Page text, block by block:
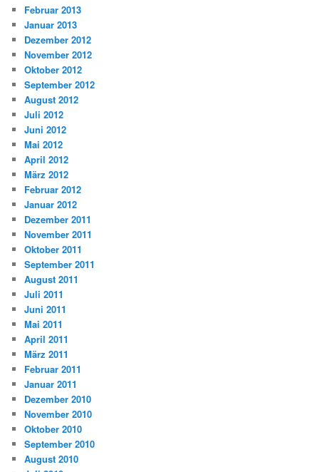
Februar 2013
Januar 2013
Dezember 2012
November 2012
Oktober 2012
September 2012
August 2012
Juli 2012
Juni 2012
Mai 2012
April 2012
März 2012
Februar 2012
Januar 2012
Dezember 2011
November 2011
Oktober 2011
September 2011
August 2011
Juli 2011
Juni 2011
Mai 2011
April 2011
März 2011
Februar 2011
Januar 2011
Dezember 2010
November 2010
Oktober 2010
September 2010
August 2010